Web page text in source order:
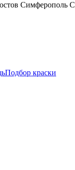
Симферополь
Подбор краски